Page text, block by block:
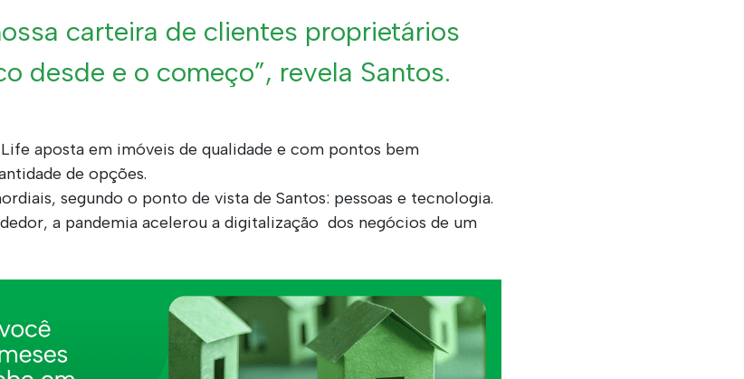
carteira de clientes proprietários
desde e o começo”, revela Santos.
aposta em imóveis de qualidade e com pontos bem
de opções.
segundo o ponto de vista de Santos: pessoas e tecnologia.
a pandemia acelerou a digitalização dos negócios de um